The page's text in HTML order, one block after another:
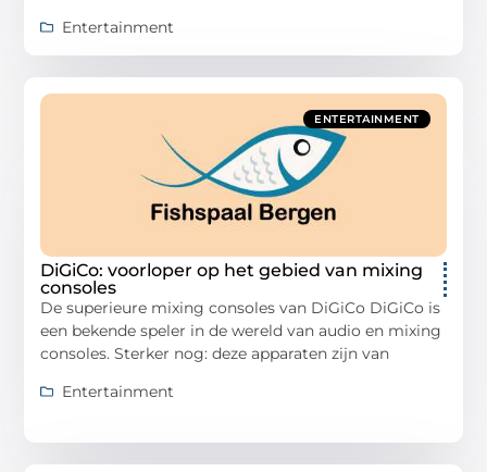
Entertainment
ENTERTAINMENT
DiGiCo: voorloper op het gebied van mixing
consoles
De superieure mixing consoles van DiGiCo DiGiCo is
een bekende speler in de wereld van audio en mixing
consoles. Sterker nog: deze apparaten zijn van
Entertainment